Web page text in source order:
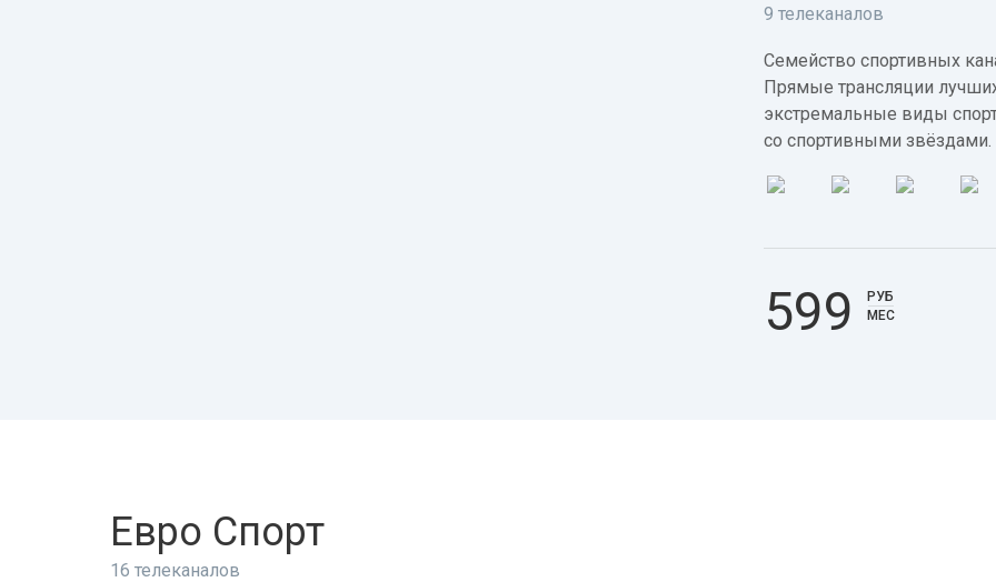
9 телеканалов
Семейство спортивных
Прямые трансляции
экстремальные виды
со спортивными звёздами.
599
РУБ
МЕС
Евро Спорт
16 телеканалов